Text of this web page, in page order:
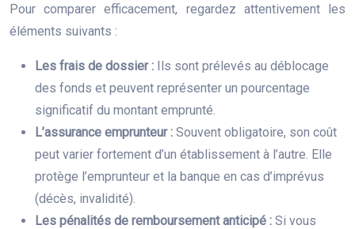
Pour comparer efficacement, regardez attentivement les
éléments suivants :
Les frais de dossier : Ils sont prélevés au déblocage
des fonds et peuvent représenter un pourcentage
significatif du montant emprunté.
L’assurance emprunteur : Souvent obligatoire, son coût
peut varier fortement d’un établissement à l’autre. Elle
protège l’emprunteur et la banque en cas d’imprévus
(décès, invalidité).
Les pénalités de remboursement anticipé : Si vous